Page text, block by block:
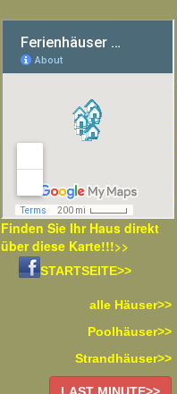
Finden Sie Ihr Haus direkt
über diese Karte!!!>>
STARTSEITE>>
alle Häuser>>
Poolhäuser>>
Strandhäuser>>